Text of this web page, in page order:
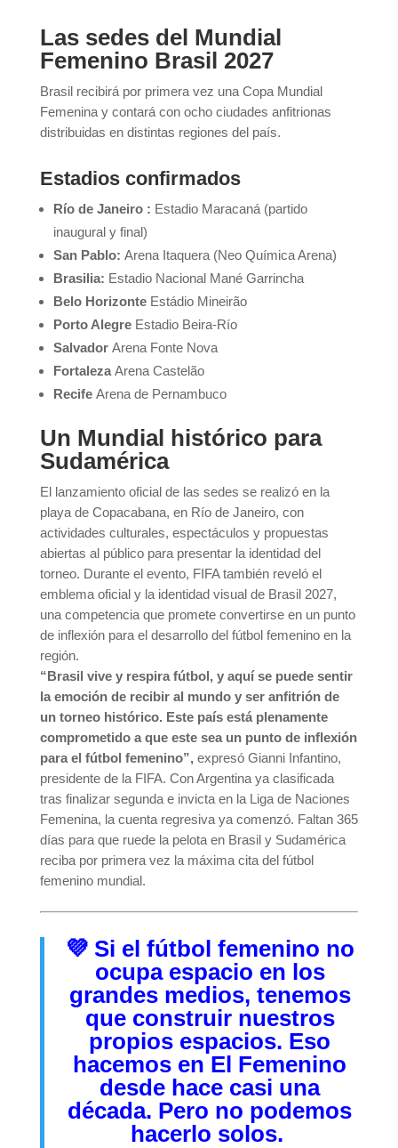
Las sedes del Mundial
Femenino Brasil 2027
Brasil recibirá por primera vez una Copa Mundial
Femenina y contará con ocho ciudades anfitrionas
distribuidas en distintas regiones del país.
Estadios confirmados
Río de Janeiro : Estadio Maracaná (partido
inaugural y final)
San Pablo: Arena Itaquera (Neo Química Arena)
Brasilia: Estadio Nacional Mané Garrincha
Belo Horizonte Estádio Mineirão
Porto Alegre Estadio Beira-Río
Salvador Arena Fonte Nova
Fortaleza Arena Castelão
Recife Arena de Pernambuco
Un Mundial histórico para
Sudamérica
El lanzamiento oficial de las sedes se realizó en la
playa de Copacabana, en Río de Janeiro, con
actividades culturales, espectáculos y propuestas
abiertas al público para presentar la identidad del
torneo. Durante el evento, FIFA también reveló el
emblema oficial y la identidad visual de Brasil 2027,
una competencia que promete convertirse en un punto
de inflexión para el desarrollo del fútbol femenino en la
región.
“Brasil vive y respira fútbol, y aquí se puede sentir
la emoción de recibir al mundo y ser anfitrión de
un torneo histórico. Este país está plenamente
comprometido a que este sea un punto de inflexión
para el fútbol femenino”,expresó Gianni Infantino,
presidente de la FIFA. Con Argentina ya clasificada
tras finalizar segunda e invicta en la Liga de Naciones
Femenina, la cuenta regresiva ya comenzó. Faltan 365
días para que ruede la pelota en Brasil y Sudamérica
reciba por primera vez la máxima cita del fútbol
femenino mundial.
💜 Si el fútbol femenino no
ocupa espacio en los
grandes medios, tenemos
que construir nuestros
propios espacios. Eso
hacemos en El Femenino
desde hace casi una
década. Pero no podemos
hacerlo solos.